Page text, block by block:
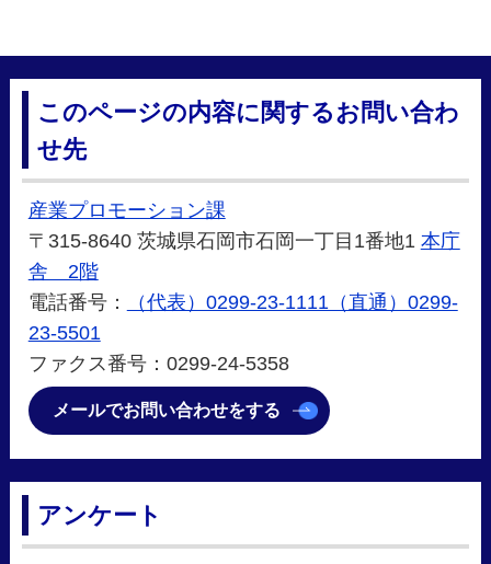
このページの内容に関するお問い合わ
せ先
産業プロモーション課
〒315-8640 茨城県石岡市石岡一丁目1番地1 本庁
舎 2階
電話番号：
（代表）0299-23-1111（直通）0299-
23-5501
ファクス番号：0299-24-5358
メールでお問い合わせをする
アンケート